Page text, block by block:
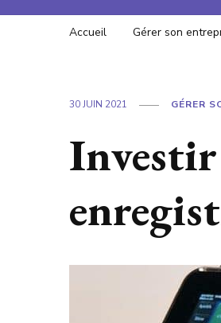
Accueil Gérer son
30 JUIN 2021 GÉRER
Investir